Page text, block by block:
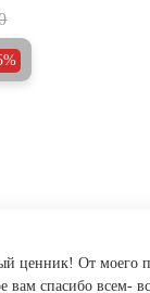
ценник! От моего
вам спасибо всем-